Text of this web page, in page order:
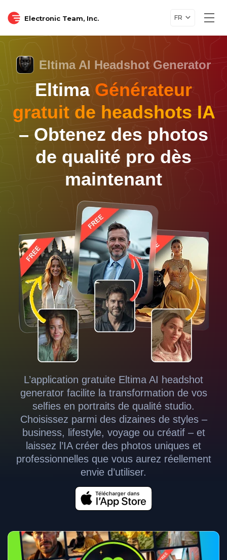
Electronic Team, Inc. FR
Eltima AI Headshot Generator
Eltima Générateur
gratuit de headshots IA
– Obtenez des photos
de qualité pro dès
maintenant
L’application gratuite Eltima AI headshot
generator facilite la transformation de vos
selfies en portraits de qualité studio.
Choisissez parmi des dizaines de styles –
business, lifestyle, voyage ou créatif – et
laissez l’IA créer des photos uniques et
professionnelles que vous aurez réellement
envie d’utiliser.